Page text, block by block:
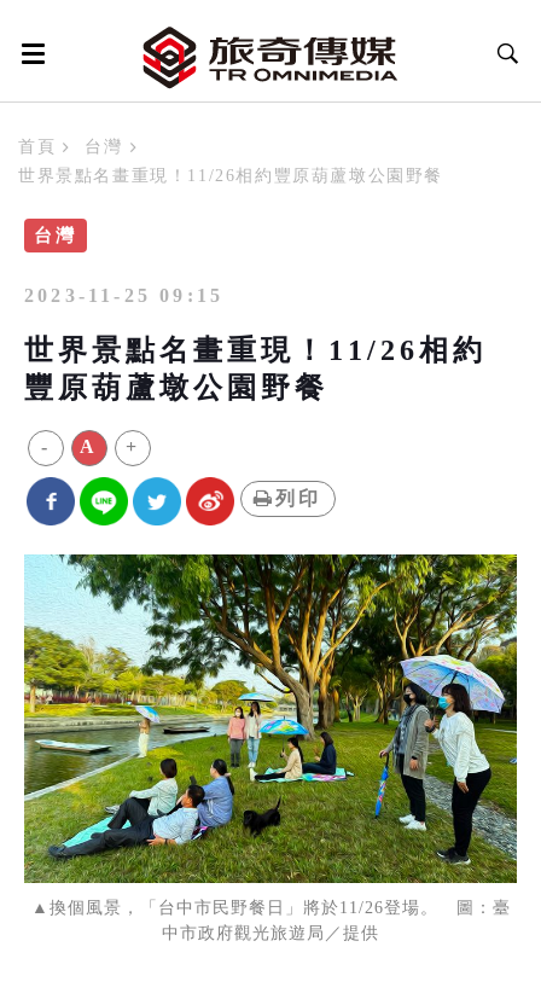
首頁
台灣
世界景點名畫重現！11/26相約豐原葫蘆墩公園野餐
台灣
2023-11-25 09:15
世界景點名畫重現！11/26相約
豐原葫蘆墩公園野餐
- A +
列印
▲換個風景，「台中市民野餐日」將於11/26登場。 圖：臺
中市政府觀光旅遊局／提供